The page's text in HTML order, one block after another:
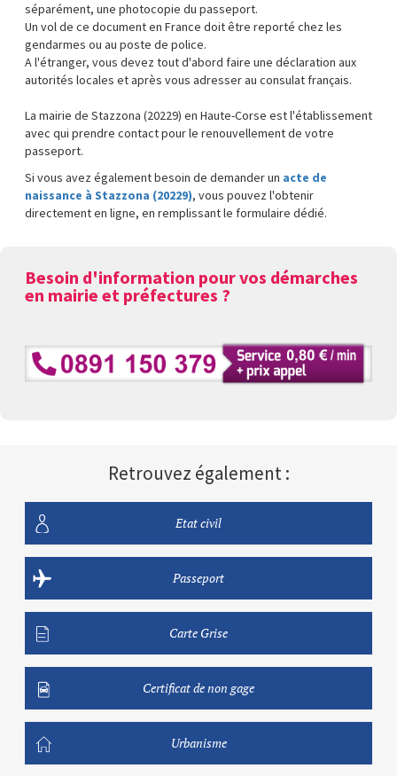
séparément, une photocopie du passeport.
Un vol de ce document en France doit être reporté chez les
gendarmes ou au poste de police.
A l'étranger, vous devez tout d'abord faire une déclaration aux
autorités locales et après vous adresser au consulat français.
La mairie de Stazzona (20229) en Haute-Corse est l'établissement
avec qui prendre contact pour le renouvellement de votre
passeport.
Si vous avez également besoin de demander un acte de
naissance à Stazzona (20229), vous pouvez l'obtenir
directement en ligne, en remplissant le formulaire dédié.
Besoin d'information pour vos démarches
en mairie et préfectures ?
Retrouvez également :
Etat civil
Passeport
Carte Grise
Certificat de non gage
Urbanisme